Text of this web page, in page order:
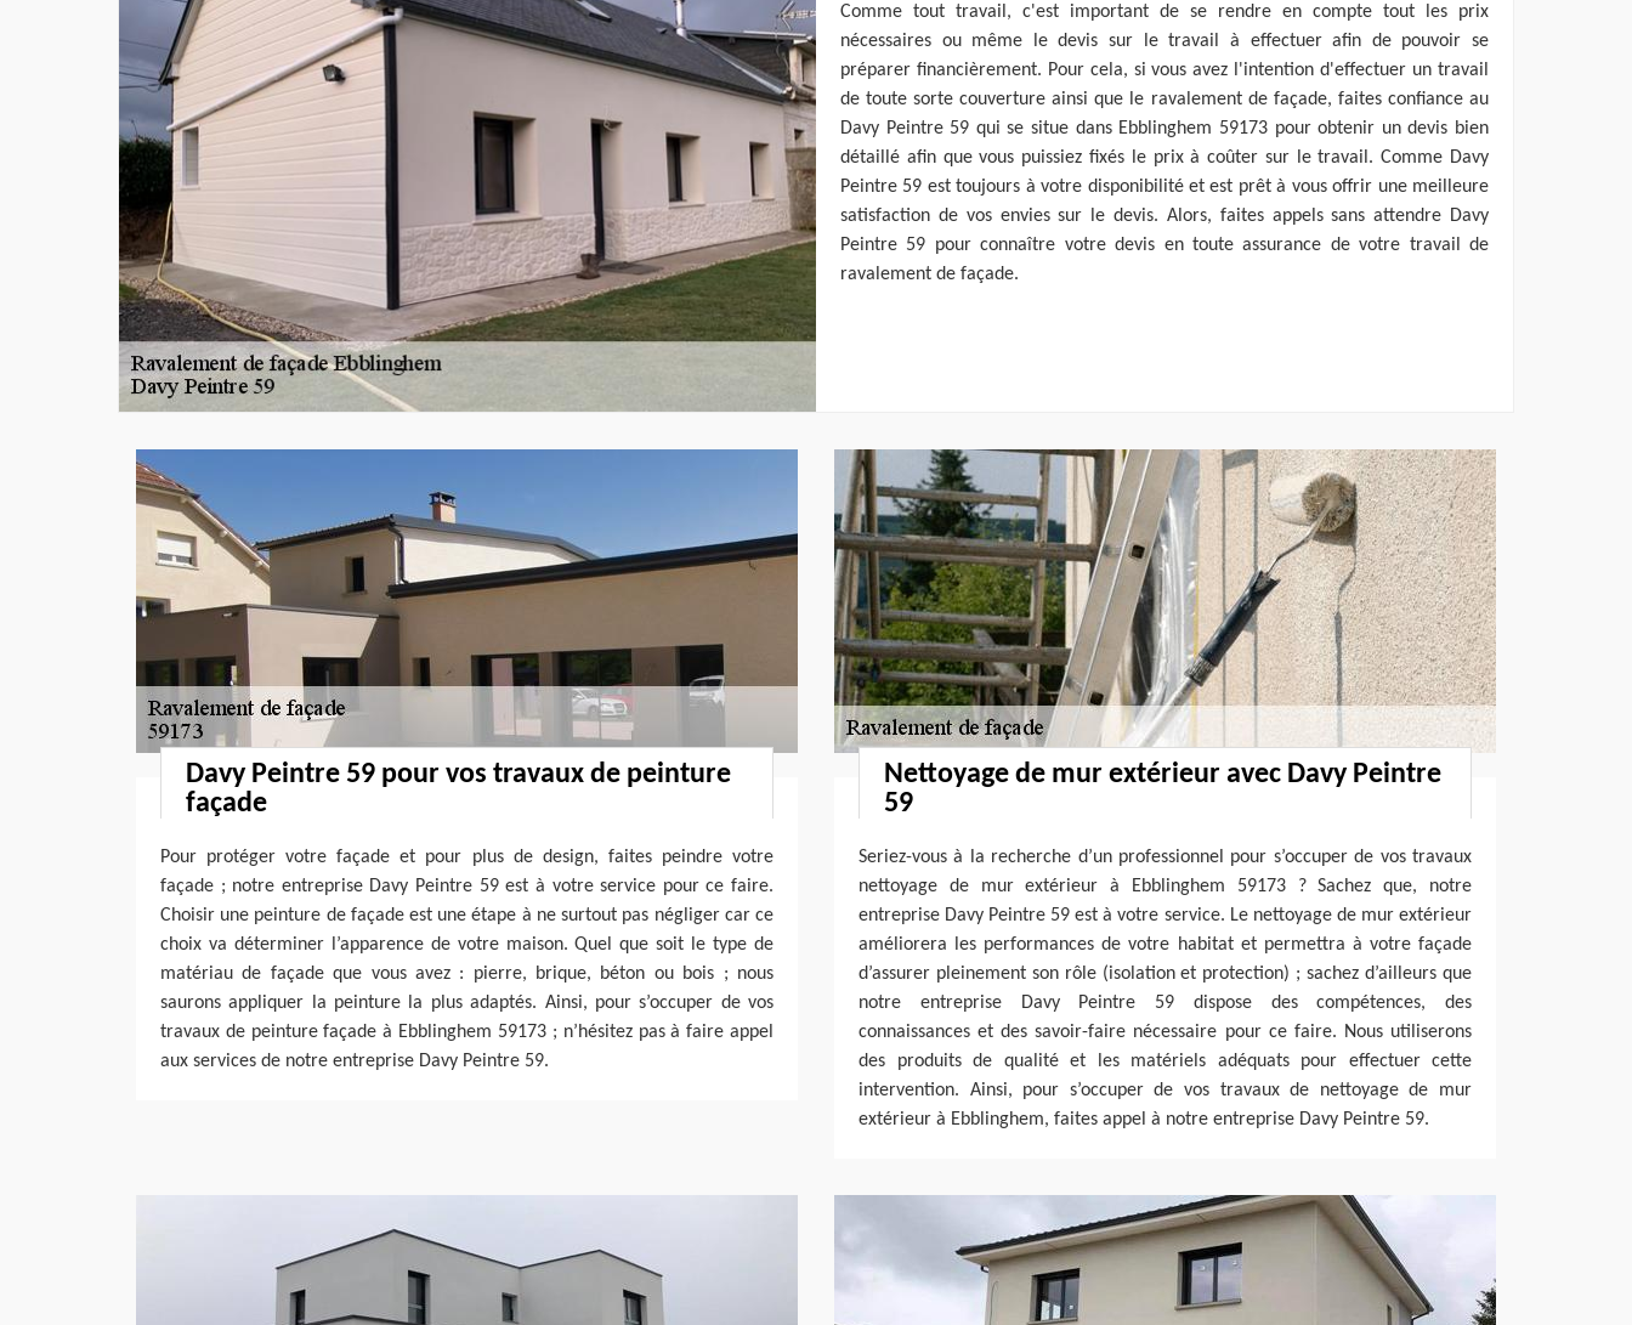
Comme tout travail, c'est important de se rendre en compte tout les prix
nécessaires ou même le devis sur le travail à effectuer afin de pouvoir se
préparer financièrement. Pour cela, si vous avez l'intention d'effectuer un travail
de toute sorte couverture ainsi que le ravalement de façade, faites confiance au
Davy Peintre 59 qui se situe dans Ebblinghem 59173 pour obtenir un devis bien
détaillé afin que vous puissiez fixés le prix à coûter sur le travail. Comme Davy
Peintre 59 est toujours à votre disponibilité et est prêt à vous offrir une meilleure
satisfaction de vos envies sur le devis. Alors, faites appels sans attendre Davy
Peintre 59 pour connaître votre devis en toute assurance de votre travail de
ravalement de façade.
Davy Peintre 59 pour vos travaux de peinture
façade
Pour protéger votre façade et pour plus de design, faites peindre votre
façade ; notre entreprise Davy Peintre 59 est à votre service pour ce faire.
Choisir une peinture de façade est une étape à ne surtout pas négliger car ce
choix va déterminer l’apparence de votre maison. Quel que soit le type de
matériau de façade que vous avez : pierre, brique, béton ou bois ; nous
saurons appliquer la peinture la plus adaptés. Ainsi, pour s’occuper de vos
travaux de peinture façade à Ebblinghem 59173 ; n’hésitez pas à faire appel
aux services de notre entreprise Davy Peintre 59.
Nettoyage de mur extérieur avec Davy Peintre
59
Seriez-vous à la recherche d’un professionnel pour s’occuper de vos travaux
nettoyage de mur extérieur à Ebblinghem 59173 ? Sachez que, notre
entreprise Davy Peintre 59 est à votre service. Le nettoyage de mur extérieur
améliorera les performances de votre habitat et permettra à votre façade
d’assurer pleinement son rôle (isolation et protection) ; sachez d’ailleurs que
notre entreprise Davy Peintre 59 dispose des compétences, des
connaissances et des savoir-faire nécessaire pour ce faire. Nous utiliserons
des produits de qualité et les matériels adéquats pour effectuer cette
intervention. Ainsi, pour s’occuper de vos travaux de nettoyage de mur
extérieur à Ebblinghem, faites appel à notre entreprise Davy Peintre 59.